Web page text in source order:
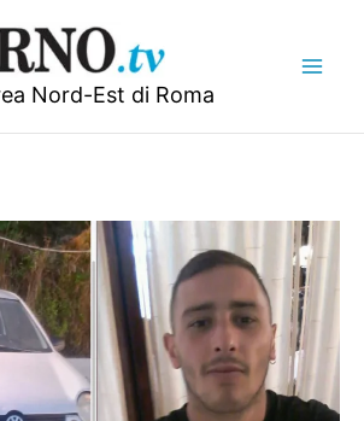
Nord-Est di Roma